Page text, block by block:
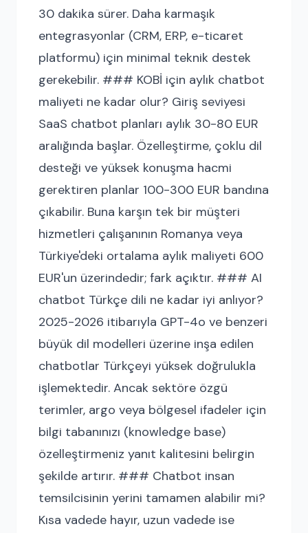
30 dakika sürer. Daha karmaşık
entegrasyonlar (CRM, ERP, e-ticaret
platformu) için minimal teknik destek
gerekebilir. ### KOBİ için aylık chatbot
maliyeti ne kadar olur? Giriş seviyesi
SaaS chatbot planları aylık 30-80 EUR
aralığında başlar. Özelleştirme, çoklu dil
desteği ve yüksek konuşma hacmi
gerektiren planlar 100-300 EUR bandına
çıkabilir. Buna karşın tek bir müşteri
hizmetleri çalışanının Romanya veya
Türkiye'deki ortalama aylık maliyeti 600
EUR'un üzerindedir; fark açıktır. ### AI
chatbot Türkçe dili ne kadar iyi anlıyor?
2025-2026 itibarıyla GPT-4o ve benzeri
büyük dil modelleri üzerine inşa edilen
chatbotlar Türkçeyi yüksek doğrulukla
işlemektedir. Ancak sektöre özgü
terimler, argo veya bölgesel ifadeler için
bilgi tabanınızı (knowledge base)
özelleştirmeniz yanıt kalitesini belirgin
şekilde artırır. ### Chatbot insan
temsilcisinin yerini tamamen alabilir mi?
Kısa vadede hayır, uzun vadede ise